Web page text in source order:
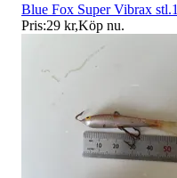
Blue Fox Super Vibrax stl.1
Pris:29 kr,Köp nu.